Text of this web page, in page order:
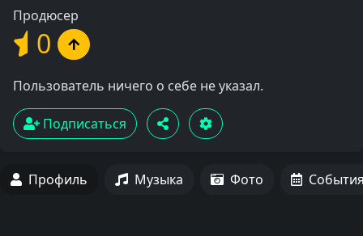
Продюсер
0
Пользователь ничего о себе не указал.
Подписаться
Профиль Музыка Фото